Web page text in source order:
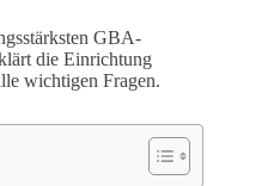
GBA-
die Einrichtung
wichtigen Fragen.